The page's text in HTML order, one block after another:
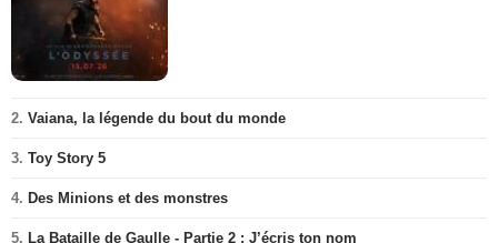
2. Vaiana, la légende du bout du monde
3. Toy Story 5
4. Des Minions et des monstres
5. La Bataille de Gaulle - Partie 2 : J’écris ton nom